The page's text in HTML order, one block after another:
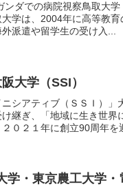
ダでの病院視察鳥取大
学は、2004年に高等教育
派遣や留学生の受け入...
大学（SSI）
シアティブ（ＳＳＩ）」
継ぎ、「地域に生き世界
０２１年に創立90周年を
学・東京農工大学